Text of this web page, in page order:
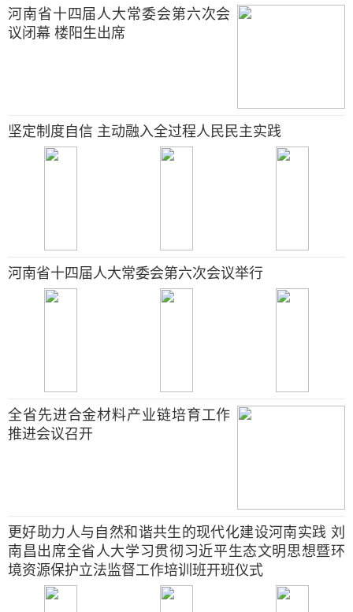
河南省十四届人大常委会第六次会
议闭幕 楼阳生出席
坚定制度自信 主动融入全过程人民民主实践
河南省十四届人大常委会第六次会议举行
全省先进合金材料产业链培育工作
推进会议召开
更好助力人与自然和谐共生的现代化建设河南实践 刘
南昌出席全省人大学习贯彻习近平生态文明思想暨环
境资源保护立法监督工作培训班开班仪式